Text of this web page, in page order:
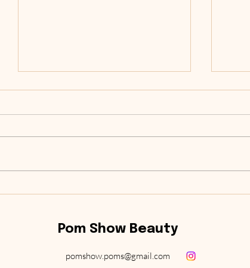
Pom Show Beauty
pomshow.poms@gmail.com